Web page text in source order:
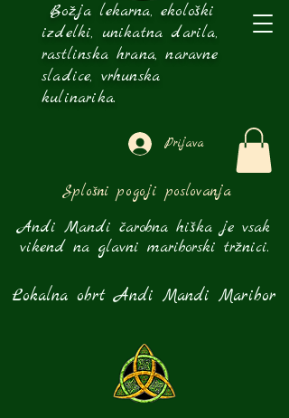
Božja lekarna, ekološki
izdelki, unikatna darila,
rastlinska hrana, naravne
sladice, vrhunska
kulinarika.
Andi Mandi čarobna hiška je vsak
vikend na glavni mariborski tržnici.
Prijava
Lokalna obrt Andi Mandi Maribor
Splošni pogoji poslovanja